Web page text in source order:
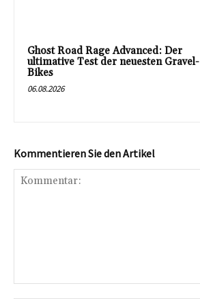
Ghost Road Rage Advanced: Der
ultimative Test der neuesten Gravel-
Bikes
06.08.2026
Kommentieren Sie den Artikel